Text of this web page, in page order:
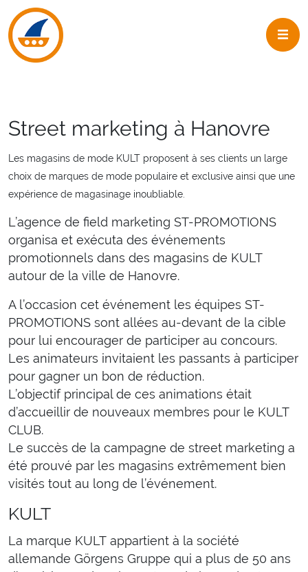
Skip to navigation
Skip to main content
Street marketing à Hanovre
Les magasins de mode KULT proposent à ses clients un large
choix de marques de mode populaire et exclusive ainsi que une
expérience de magasinage inoubliable.
L’agence de field marketing ST-PROMOTIONS
organisa et exécuta des événements
promotionnels dans des magasins de KULT
autour de la ville de Hanovre.
A l’occasion cet événement les équipes ST-
PROMOTIONS sont allées au-devant de la cible
pour lui encourager de participer au concours.
Les animateurs invitaient les passants à participer
pour gagner un bon de réduction.
L’objectif principal de ces animations était
d’accueillir de nouveaux membres pour le KULT
CLUB.
Le succès de la campagne de street marketing a
été prouvé par les magasins extrêmement bien
visités tout au long de l’événement.
KULT
La marque KULT appartient à la société
allemande Görgens Gruppe qui a plus de 50 ans